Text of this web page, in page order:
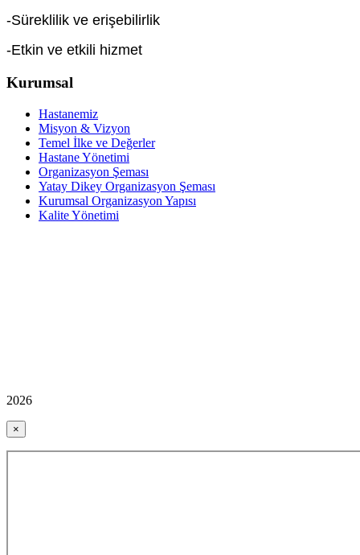
-Süreklilik ve erişebilirlik
-Etkin ve etkili hizmet
Kurumsal
Hastanemiz
Misyon & Vizyon
Temel İlke ve Değerler
Hastane Yönetimi
Organizasyon Şeması
Yatay Dikey Organizasyon Şeması
Kurumsal Organizasyon Yapısı
Kalite Yönetimi
2026
×